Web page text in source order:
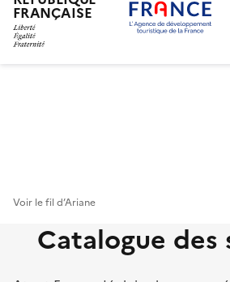
FRANÇAISE
Voir le fil d’Ariane
Catalogue des